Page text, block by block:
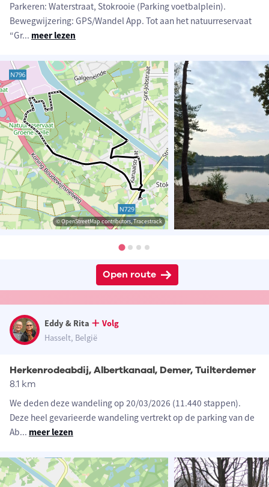
Parkeren: Waterstraat, Stokrooie (Parking voetbalplein).
Bewegwijzering: GPS/Wandel App. Tot aan het natuurreservaat
“Gr... meer lezen
© OpenStreetMap contributors, Tracestrack
Open route
Eddy & Rita
Volg
Hasselt, België
Herkenrodeabdij, Albertkanaal, Demer, Tuilterdemer
8.1 km
We deden deze wandeling op 20/03/2026 (11.440 stappen).
Deze heel gevarieerde wandeling vertrekt op de parking van de
Ab... meer lezen